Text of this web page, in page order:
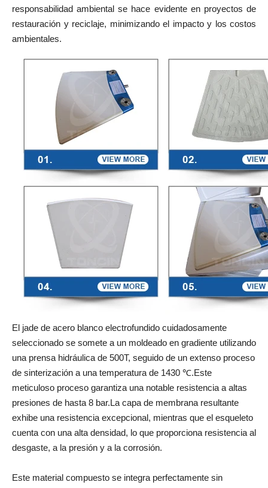
responsabilidad ambiental se hace evidente en proyectos de
restauración y reciclaje, minimizando el impacto y los costos
ambientales.
El jade de acero blanco electrofundido cuidadosamente
seleccionado se somete a un moldeado en gradiente utilizando
una prensa hidráulica de 500T, seguido de un extenso proceso
de sinterización a una temperatura de 1430 ℃.Este
meticuloso proceso garantiza una notable resistencia a altas
presiones de hasta 8 bar.La capa de membrana resultante
exhibe una resistencia excepcional, mientras que el esqueleto
cuenta con una alta densidad, lo que proporciona resistencia al
desgaste, a la presión y a la corrosión.
Este material compuesto se integra perfectamente sin